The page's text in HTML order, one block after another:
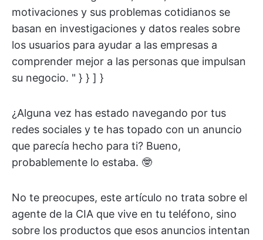
motivaciones y sus problemas cotidianos se
basan en investigaciones y datos reales sobre
los usuarios para ayudar a las empresas a
comprender mejor a las personas que impulsan
su negocio. " } } ] }
¿Alguna vez has estado navegando por tus
redes sociales y te has topado con un anuncio
que parecía hecho para ti? Bueno,
probablemente lo estaba. 🤓
No te preocupes, este artículo no trata sobre el
agente de la CIA que vive en tu teléfono, sino
sobre los productos que esos anuncios intentan